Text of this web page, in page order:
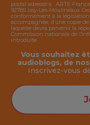
postal adressé à : ARTE
92785 Issy-Les-Moulineaux
conformément à la
accompagnée, d’une copie
laquelle devra parvenir la
Commission nationale de
introduite.
Vous souhaitez
audioblogs, de
Inscrivez-vous